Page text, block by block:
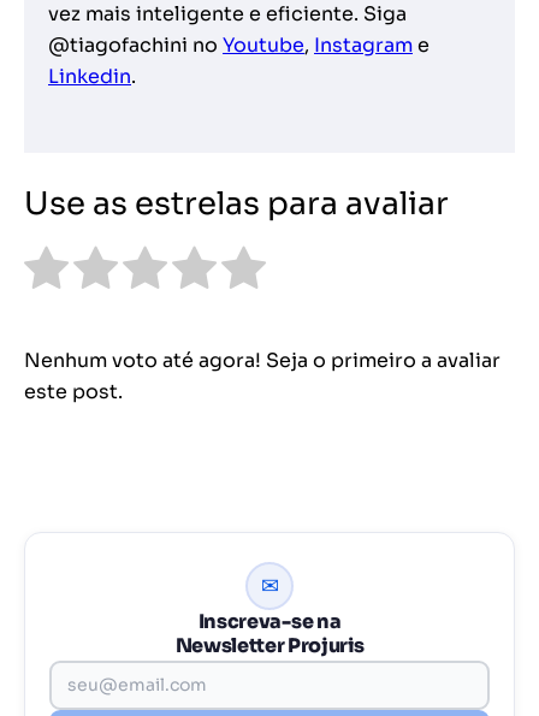
vez mais inteligente e eficiente. Siga
@tiagofachini no Youtube, Instagrame
Linkedin.
Use as estrelas para avaliar
Nenhum voto até agora! Seja o primeiro a avaliar
este post.
✉
Inscreva-se na
Newsletter Projuris